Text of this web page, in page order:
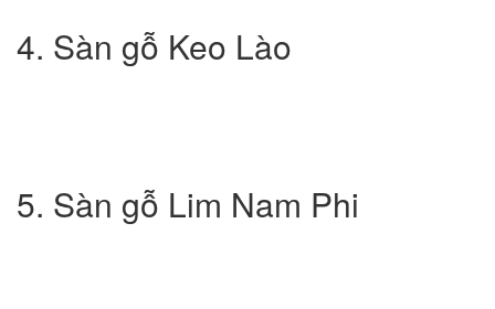
4. Sàn gỗ Keo Lào
5. Sàn gỗ Lim Nam Phi